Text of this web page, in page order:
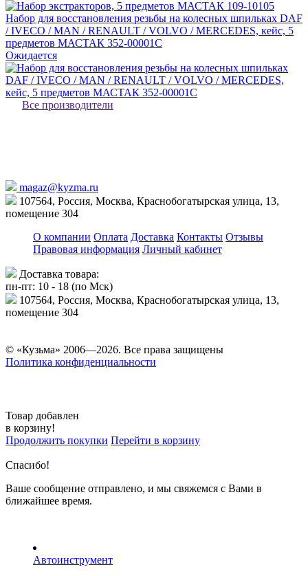
Набор для восстановления резьбы на колесных шпильках DAF
/ IVECO / MAN / RENAULT / VOLVO / MERCEDES, кейс, 5
предметов МАСТАК 352-00001C
Ожидается
Все производители
magaz@kyzma.ru
107564, Россия, Москва, Краснобогатырская улица, 13,
помещение 304
О компании Оплата Доставка Контакты Отзывы
Правовая информация Личный кабинет
Доставка товара:
пн-пт: 10 - 18 (по Мск)
107564, Россия, Москва, Краснобогатырская улица, 13,
помещение 304
© «Кузьма» 2006—2026. Все права защищены
Политика конфиденциальности
Товар добавлен
в корзину!
Продолжить покупки Перейти в корзину
Спасибо!
Ваше сообщение отправлено, и мы свяжемся с Вами в
ближайшее время.
Автоинструмент